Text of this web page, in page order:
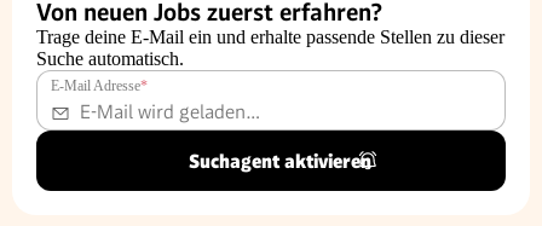
Von neuen Jobs zuerst erfahren?
Trage deine E-Mail ein und erhalte passende Stellen zu dieser
Suche automatisch.
E-Mail Adresse*
Suchagent aktivieren